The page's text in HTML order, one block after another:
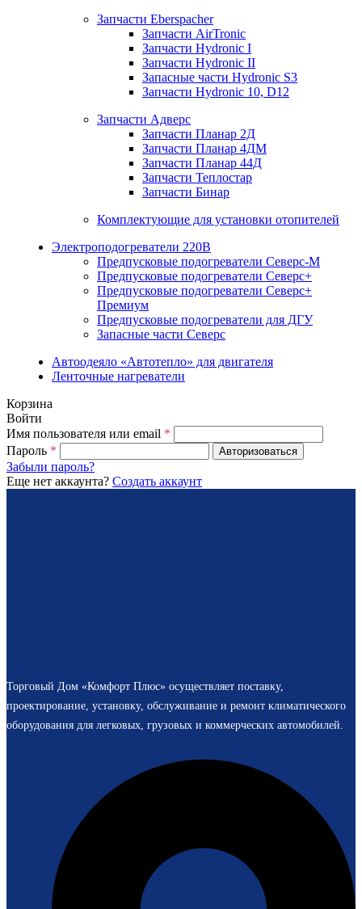
Запчасти Eberspacher
Запчасти AirTronic
Запчасти Hydronic I
Запчасти Hydronic II
Запасные части Hydronic S3
Запчасти Hydronic 10, D12
Запчасти Адверс
Запчасти Планар 2Д
Запчасти Планар 4ДМ
Запчасти Планар 44Д
Запчасти Теплостар
Запчасти Бинар
Комплектующие для установки отопителей
Электроподогреватели 220В
Предпусковые подогреватели Северс-М
Предпусковые подогреватели Северс+
Предпусковые подогреватели Северс+
Премиум
Предпусковые подогреватели для ДГУ
Запасные части Северс
Автоодеяло «Автотепло» для двигателя
Ленточные нагреватели
Корзина
Войти
Имя пользователя или email *
Пароль * Авторизоваться
Забыли пароль?
Еще нет аккаунта? Создать аккаунт
Торговый Дом «Комфорт Плюс» осуществляет поставку,
проектирование, установку, обслуживание и ремонт климатического
оборудования для легковых, грузовых и коммерческих автомобилей.